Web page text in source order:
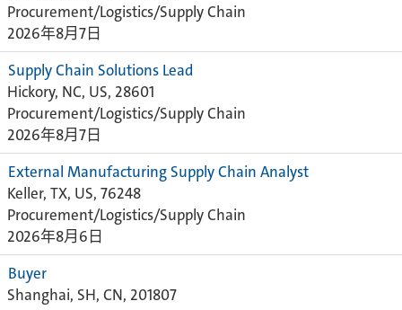
Procurement/Logistics/Supply Chain
2026年8月7日
Supply Chain Solutions Lead
Hickory, NC, US, 28601
Procurement/Logistics/Supply Chain
2026年8月7日
External Manufacturing Supply Chain Analyst
Keller, TX, US, 76248
Procurement/Logistics/Supply Chain
2026年8月6日
Buyer
Shanghai, SH, CN, 201807